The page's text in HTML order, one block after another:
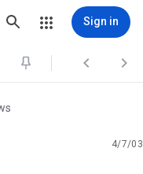
Sign in
 
4/7/03